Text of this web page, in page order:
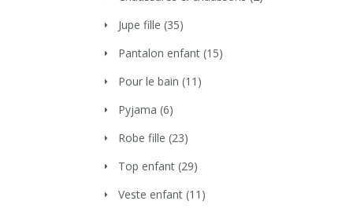
Jupe fille (35)
Pantalon enfant (15)
Pour le bain (11)
Pyjama (6)
Robe fille (23)
Top enfant (29)
Veste enfant (11)